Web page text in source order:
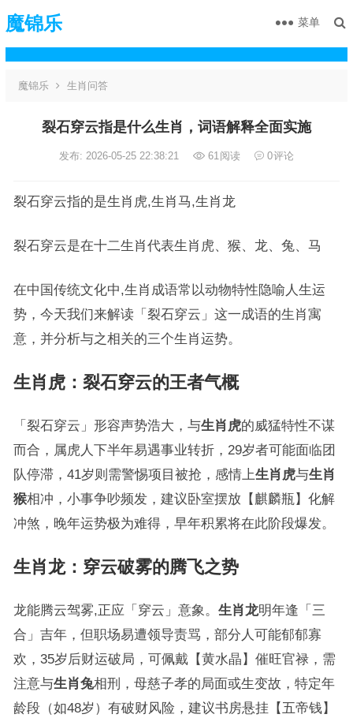
魔锦乐 菜单
魔锦乐 生肖问答
裂石穿云指是什么生肖，词语解释全面实施
发布: 2026-05-25 22:38:21 61阅读 0评论
裂石穿云指的是生肖虎,生肖马,生肖龙
裂石穿云是在十二生肖代表生肖虎、猴、龙、兔、马
在中国传统文化中,生肖成语常以动物特性隐喻人生运
势，今天我们来解读「裂石穿云」这一成语的生肖寓
意，并分析与之相关的三个生肖运势。
生肖虎：裂石穿云的王者气概
「裂石穿云」形容声势浩大，与生肖虎的威猛特性不谋
而合，属虎人下半年易遇事业转折，29岁者可能面临团
队停滞，41岁则需警惕项目被抢，感情上生肖虎与生肖
猴相冲，小事争吵频发，建议卧室摆放【麒麟瓶】化解
冲煞，晚年运势极为难得，早年积累将在此阶段爆发。
生肖龙：穿云破雾的腾飞之势
龙能腾云驾雾,正应「穿云」意象。 生肖龙明年逢「三
合」吉年，但职场易遭领导责骂，部分人可能郁郁寡
欢，35岁后财运破局，可佩戴【黄水晶】催旺官禄，需
注意与生肖兔相刑，母慈子孝的局面或生变故，特定年
龄段（如48岁）有破财风险，建议书房悬挂【五帝钱】